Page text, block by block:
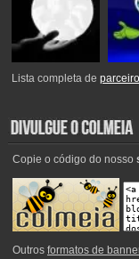
Lista completa de
Copie o código do nosso
Outros formatos de